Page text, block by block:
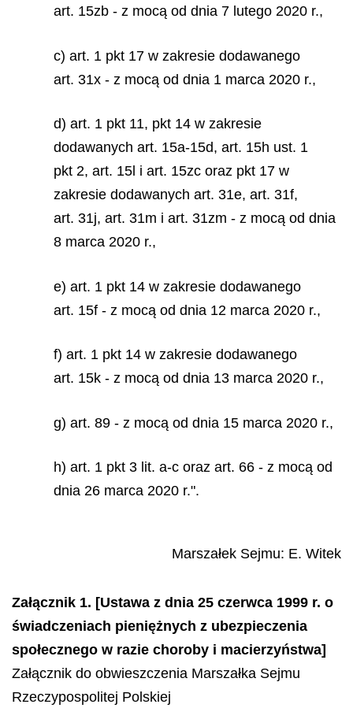
art. 15zb - z mocą od dnia 7 lutego 2020 r.,
c) art. 1 pkt 17 w zakresie dodawanego
art. 31x - z mocą od dnia 1 marca 2020 r.,
d) art. 1 pkt 11, pkt 14 w zakresie
dodawanych art. 15a-15d, art. 15h ust. 1
pkt 2, art. 15l i art. 15zc oraz pkt 17 w
zakresie dodawanych art. 31e, art. 31f,
art. 31j, art. 31m i art. 31zm - z mocą od dnia
8 marca 2020 r.,
e) art. 1 pkt 14 w zakresie dodawanego
art. 15f - z mocą od dnia 12 marca 2020 r.,
f) art. 1 pkt 14 w zakresie dodawanego
art. 15k - z mocą od dnia 13 marca 2020 r.,
g) art. 89 - z mocą od dnia 15 marca 2020 r.,
h) art. 1 pkt 3 lit. a-c oraz art. 66 - z mocą od
dnia 26 marca 2020 r.".
Marszałek Sejmu: E. Witek
Załącznik 1. [Ustawa z dnia 25 czerwca 1999 r. o
świadczeniach pieniężnych z ubezpieczenia
społecznego w razie choroby i macierzyństwa]
Załącznik do obwieszczenia Marszałka Sejmu
Rzeczypospolitej Polskiej